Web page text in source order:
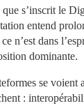
s’inscrit le
entend
n’est dans
dominante.
se voient
: